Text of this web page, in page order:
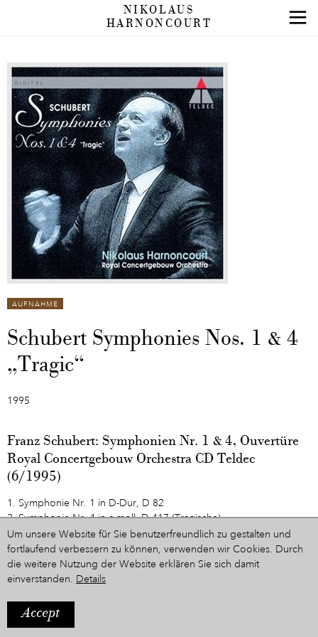
NIKOLAUS
HARNONCOURT
AUFNAHME
Schubert Symphonies Nos. 1 & 4
„Tragic“
1995
Franz Schubert: Symphonien Nr. 1 & 4, Ouvertüre
Royal Concertgebouw Orchestra CD Teldec
(6/1995)
1. Symphonie Nr. 1 in D-Dur, D 82
2. Symphonie Nr. 4 in c-moll, D 417 (Tragische)
3. Ouvertüre im italienischen Stil Nr. 2 in C-Dur, D 591
Zur Zeitleiste
Um unsere Website für Sie benutzerfreundlich zu gestalten und
fortlaufend verbessern zu können, verwenden wir Cookies. Durch
die weitere Nutzung der Website erklären Sie sich damit
einverstanden. Details
Accept